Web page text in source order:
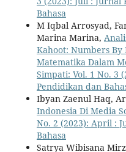
Bahasa
M Iqbal Arrosyad,
Marina Marina,
Kahoot: Numbers By
Matematika Dalam
Simpati: Vol. 1 No. 3
Pendidikan dan
Ibyan Zaenul Haq,
Indonesia Di Media
No. 2 (2023): April :
Bahasa
Satrya Wibisana